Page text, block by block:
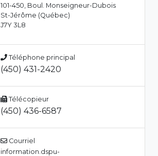
101-450, Boul. Monseigneur-Dubois
St-Jérôme (Québec)
J7Y 3L8
Téléphone principal
(450) 431-2420
Télécopieur
(450) 436-6587
Courriel
information.dspu-